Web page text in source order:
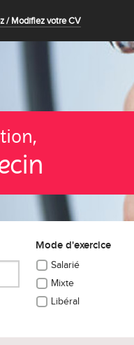
/ Modifiez votre CV
Mode d'exercice
Salarié
Mixte
Libéral